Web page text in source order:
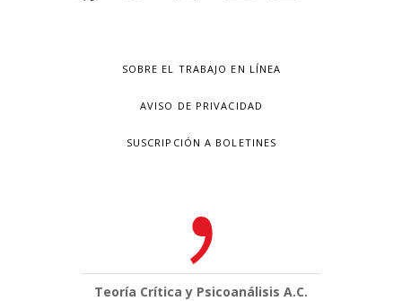
SOBRE EL TRABAJO EN LÍNEA
AVISO DE PRIVACIDAD
SUSCRIPCIÓN A BOLETINES
Teoría Crítica y Psicoanálisis A.C.